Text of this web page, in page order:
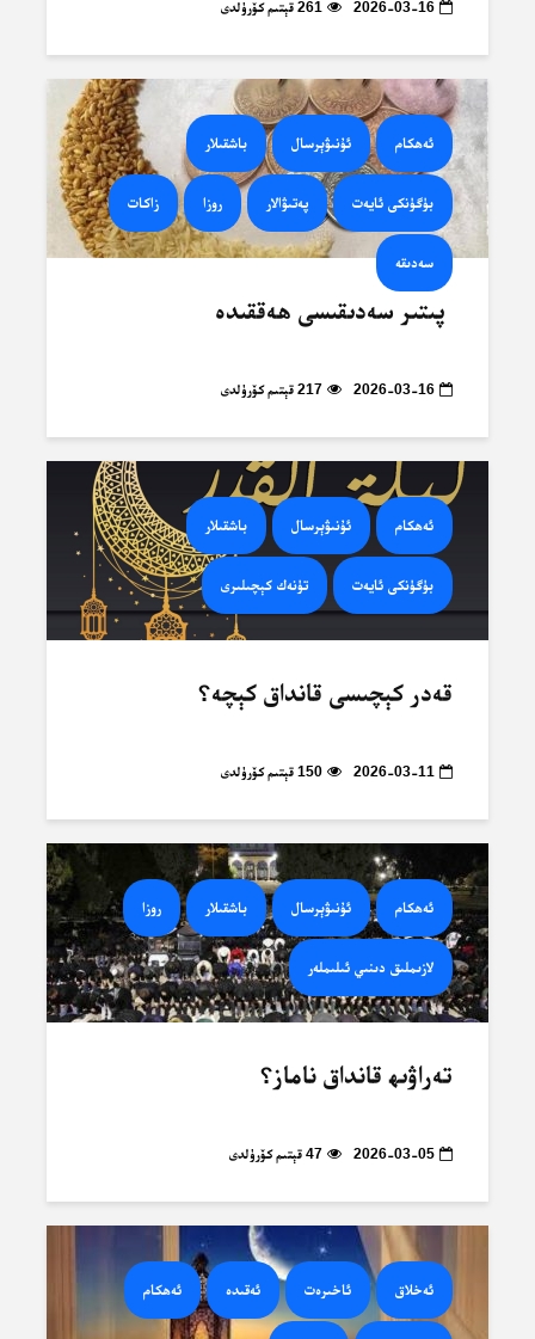
2026-03-16 261 قېتىم كۆرۈلدى
ئەھكام ئۇنىۋېرسال باشقىلار
بۈگۈنكى ئايەت پەتىۋالار روزا زاكات
سەدىقە
پىتىر سەدىقىسى ھەققىدە
2026-03-16 217 قېتىم كۆرۈلدى
ئەھكام ئۇنىۋېرسال باشقىلار
بۈگۈنكى ئايەت تۈنەك كېچىلىرى
قەدر كېچىسى قانداق كېچە؟
2026-03-11 150 قېتىم كۆرۈلدى
ئەھكام ئۇنىۋېرسال باشقىلار روزا
لازىملىق دىنىي ئىلىملەر
تەراۋىھ قانداق ناماز؟
2026-03-05 47 قېتىم كۆرۈلدى
ئەخلاق ئاخىرەت ئەقىدە ئەھكام